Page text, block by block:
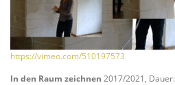
https://vimeo.com/510197573
In den Raum zeichnen 2017/2021,